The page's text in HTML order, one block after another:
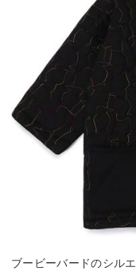
ブービーバードのシル